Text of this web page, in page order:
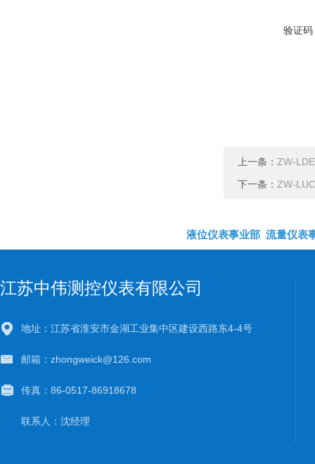
验证码
上一条： ZW-
下一条： ZW-
液位仪表事业部 流量仪表
江苏中伟测控仪表有限公司
地址：江苏省淮安市金湖工业集中区建设西路东4-4号
邮箱：zhongweick@126.com
传真：86-0517-86918678
联系人：沈经理